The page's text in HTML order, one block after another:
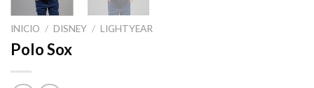
INICIO / DISNEY / LIGHTYEAR
Polo Sox